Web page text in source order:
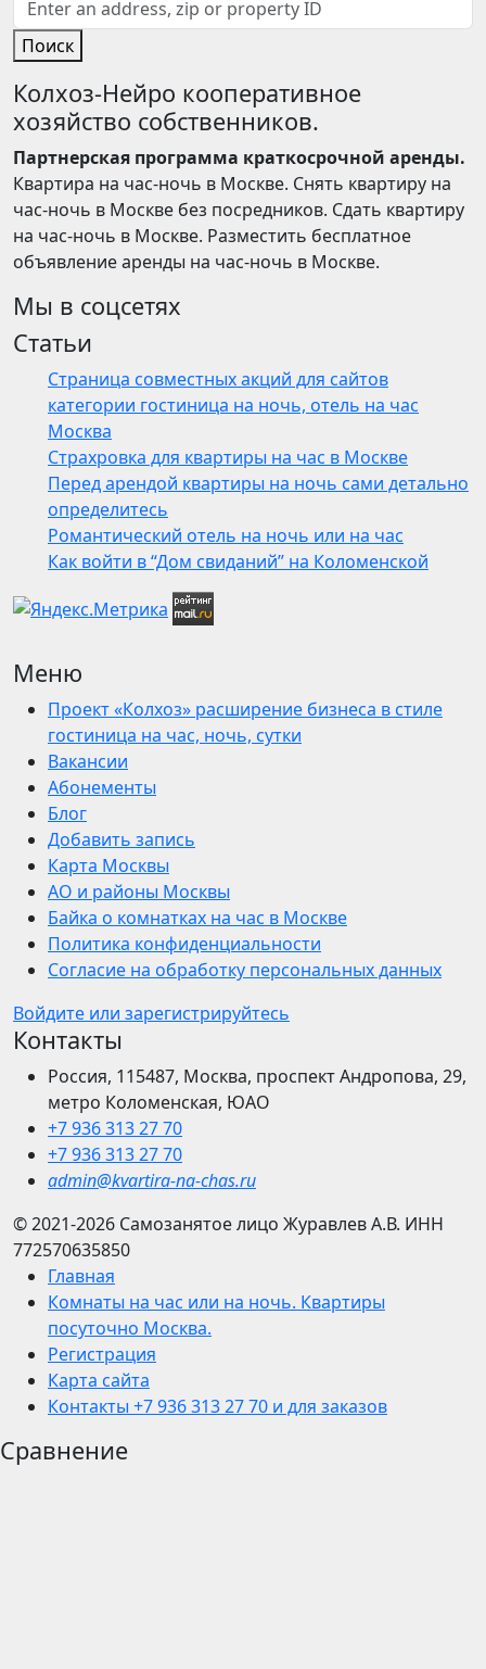
Поиск
Колхоз-Нейро кооперативное
хозяйство собственников.
Партнерская программа краткосрочной аренды.
Квартира на час-ночь в Москве. Снять квартиру на
час-ночь в Москве без посредников. Сдать квартиру
на час-ночь в Москве. Разместить бесплатное
объявление аренды на час-ночь в Москве.
Мы в соцсетях
Статьи
Страница совместных акций для сайтов
категории гостиница на ночь, отель на час
Москва
Страхровка для квартиры на час в Москве
Перед арендой квартиры на ночь сами детально
определитесь
Романтический отель на ночь или на час
Как войти в “Дом свиданий” на Коломенской
Меню
Проект «Колхоз» расширение бизнеса в стиле
гостиница на час, ночь, сутки
Вакансии
Абонементы
Блог
Добавить запись
Карта Москвы
АО и районы Москвы
Байка о комнатках на час в Москве
Политика конфиденциальности
Согласие на обработку персональных данных
Войдите или зарегистрируйтесь
Контакты
Россия, 115487, Москва, проспект Андропова, 29,
метро Коломенская, ЮАО
+7 936 313 27 70
+7 936 313 27 70
admin@kvartira-na-chas.ru
© 2021-2026 Самозанятое лицо Журавлев А.В. ИНН
772570635850
Главная
Комнаты на час или на ночь. Квартиры
посуточно Москва.
Регистрация
Карта сайта
Контакты +7 936 313 27 70 и для заказов
Сравнение